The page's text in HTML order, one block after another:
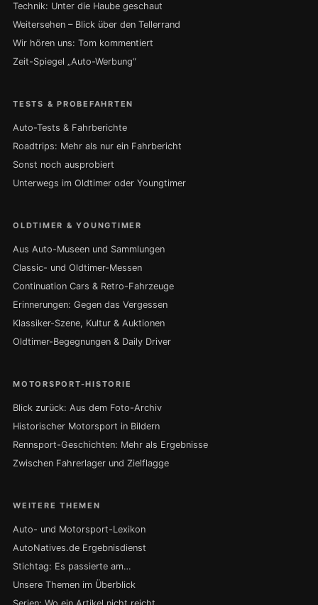
Technik: Unter die Haube geschaut
Weitersehen – Blick über den Tellerrand
Wir hören uns: Tom kommentiert
Zeit-Spiegel „Auto-Werbung“
TESTS & PROBEFAHRTEN
Auto-Tests & Fahrberichte
Roadtrips: Mehr als nur ein Fahrbericht
Sonst noch ausprobiert
Unterwegs im Oldtimer oder Youngtimer
OLDTIMER & YOUNGTIMER
Aus Auto-Museen und Sammlungen
Classic- und Oldtimer-Messen
Continuation Cars & Retro-Fahrzeuge
Erinnerungen: Gegen das Vergessen
Klassiker-Szene, Kultur & Auktionen
Oldtimer-Begegnungen & Daily Driver
MOTORSPORT-HISTORIE
Blick zurück: Aus dem Foto-Archiv
Historischer Motorsport in Bildern
Rennsport-Geschichten: Mehr als Ergebnisse
Zwischen Fahrerlager und Zielflagge
WEITERE THEMEN
Auto- und Motorsport-Lexikon
AutoNatives.de Ergebnisdienst
Stichtag: Es passierte am…
Unsere Themen im Überblick